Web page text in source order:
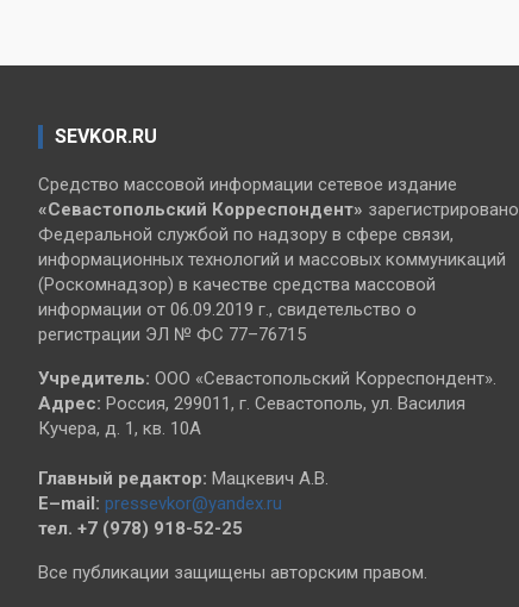
SEVKOR.RU
Средство массовой информации сетевое издание
«Севастопольский Корреспондент» зарегистрировано
Федеральной службой по надзору в сфере связи,
информационных технологий и массовых коммуникаций
(Роскомнадзор) в качестве средства массовой
информации от 06.09.2019 г., свидетельство о
регистрации ЭЛ № ФС 77–76715
Учредитель: ООО «Севастопольский Корреспондент».
Адрес: Россия, 299011, г. Севастополь, ул. Василия
Кучера, д. 1, кв. 10А
Главный редактор: Мацкевич А.В.
E–mail: pressevkor@yandex.ru
тел. +7 (978) 918-52-25
Все публикации защищены авторским правом.